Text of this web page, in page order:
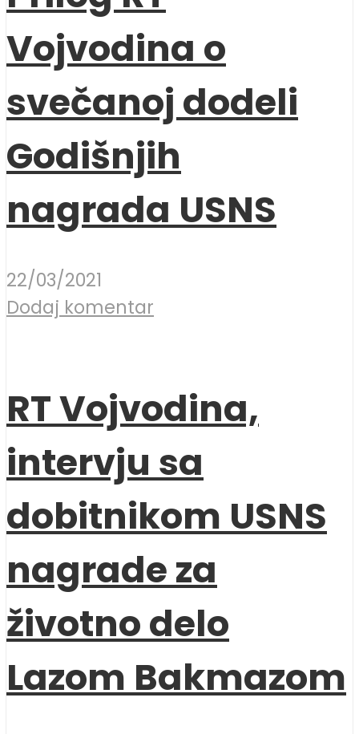
Vojvodina o
svečanoj dodeli
Godišnjih
nagrada USNS
22/03/2021
Dodaj komentar
RT Vojvodina,
intervju sa
dobitnikom USNS
nagrade za
životno delo
Lazom Bakmazom